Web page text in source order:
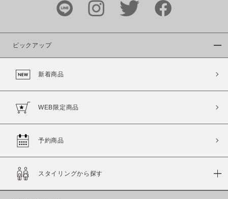
ピックアップ
新着商品
WEB限定商品
予約商品
スタイリングから探す